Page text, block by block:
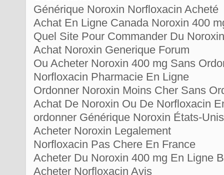
Générique Noroxin Norfloxacin Acheté
Achat En Ligne Canada Noroxin 400
Quel Site Pour Commander Du Noroxin
Achat Noroxin Generique Forum
Ou Acheter Noroxin 400 mg Sans
Norfloxacin Pharmacie En Ligne
Ordonner Noroxin Moins Cher Sans
Achat De Noroxin Ou De Norfloxacin
ordonner Générique Noroxin États-Unis
Acheter Noroxin Legalement
Norfloxacin Pas Chere En France
Acheter Du Noroxin 400 mg En Ligne
Acheter Norfloxacin Avis